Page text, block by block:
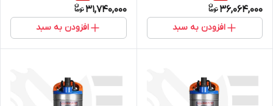
36,064,000
افزودن به سبد
31,740,000
افزودن به سبد